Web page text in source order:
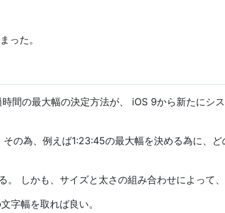
った。
間の最大幅の決定方法が、 iOS 9から新たにシ
の為、例えば1:23:45の最大幅を決める為に、
しかも、サイズと太さの組み合わせによって
字幅を取れば良い。